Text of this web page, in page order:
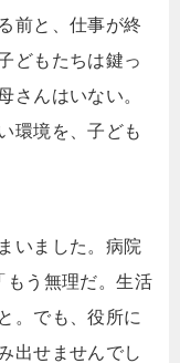
前と、仕事が終
どもたちは鍵っ
さんはいない。
環境を、子ども
いました。病院
もう無理だ。生活
。でも、役所に
出せませんでし